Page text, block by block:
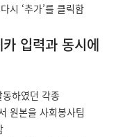
시 ‘추가’를 클릭함
입력과 동시에
하였던 각종
원본을 사회봉사팀